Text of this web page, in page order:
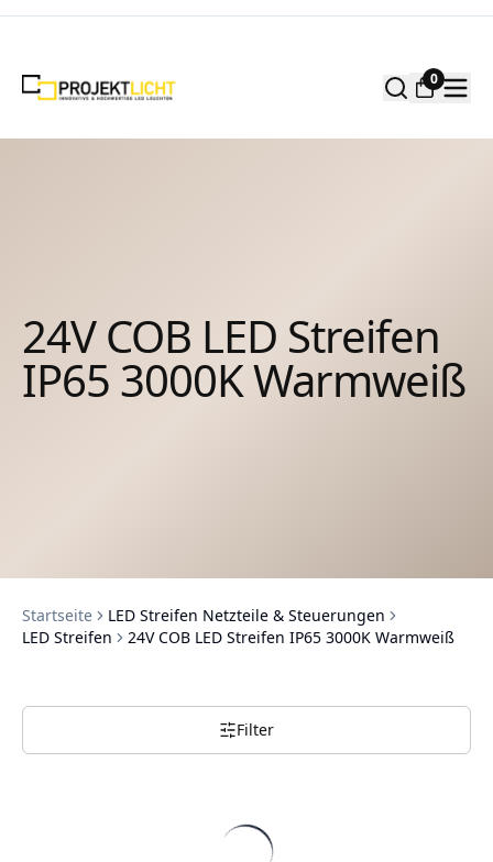
Zum Inhalt springen
0
24V COB LED Streifen
IP65 3000K Warmweiß
Startseite
LED Streifen Netzteile & Steuerungen
LED Streifen
24V COB LED Streifen IP65 3000K Warmweiß
Filter